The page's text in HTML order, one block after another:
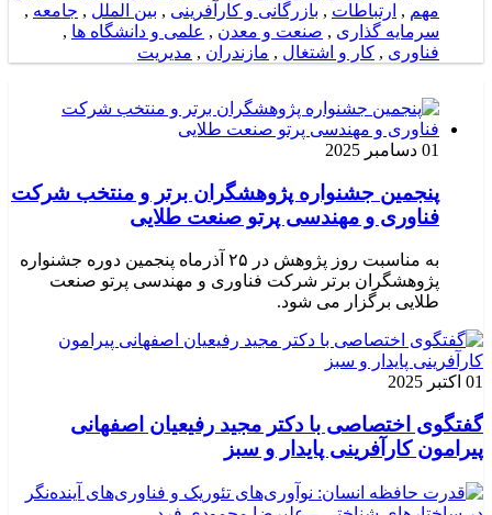
مهم , ارتباطات , بازرگانی و کارآفرینی , بین الملل , جامعه ,
سرمایه گذاری , صنعت و معدن , علمی و دانشگاه ها ,
فناوری , کار و اشتغال , مازندران , مدیریت
01 دسامبر 2025
پنجمین جشنواره پژوهشگران برتر و منتخب شرکت
فناوری و مهندسی پرتو صنعت طلایی
به مناسبت روز پژوهش در ۲۵ آذرماه پنجمین دوره جشنواره
پژوهشگران برتر شرکت فناوری و مهندسی پرتو صنعت
طلایی برگزار می شود.
01 اکتبر 2025
گفتگوی اختصاصی با دکتر مجید رفیعیان اصفهانی
پیرامون کارآفرینی پایدار و سبز